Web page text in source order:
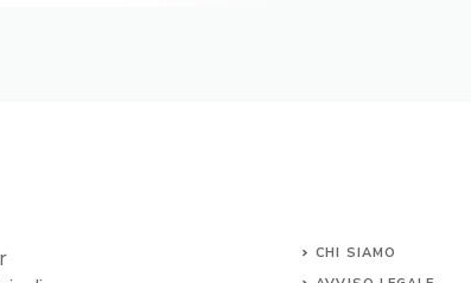
CHI SIAMO